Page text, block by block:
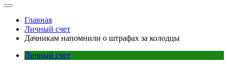
Главная
Личный счет
Дачникам напомнили о штрафах за колодцы
Личный счет